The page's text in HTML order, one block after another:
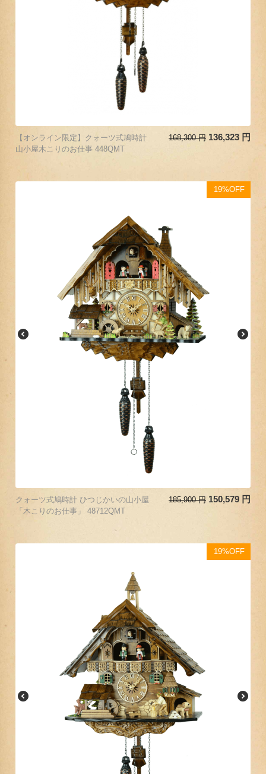
【オンライン限定】クォーツ式鳩時計
山小屋木こりのお仕事 448QMT
168,300 円 136,323 円
19%OFF
クォーツ式鳩時計 ひつじかいの山小屋
「木こりのお仕事」 48712QMT
185,900 円 150,579 円
19%OFF